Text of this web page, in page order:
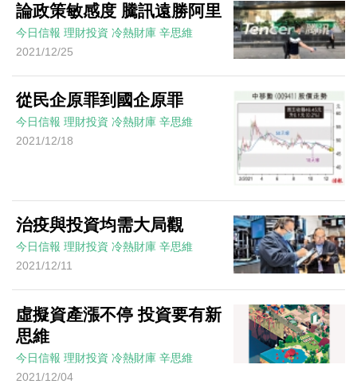
論政策敏感度 騰訊遠勝阿里
今日信報 理財投資 冷熱財庫 辛思維
2021/12/25
從民企原罪到國企原罪
今日信報 理財投資 冷熱財庫 辛思維
2021/12/18
治疫與投資均需大局觀
今日信報 理財投資 冷熱財庫 辛思維
2021/12/11
虛擬資產漲不停 投資要有新
思維
今日信報 理財投資 冷熱財庫 辛思維
2021/12/04